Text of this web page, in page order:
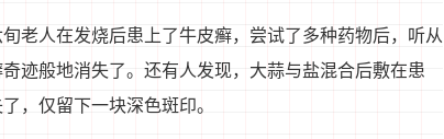
老人在发烧后患上了牛皮癣，尝试了多种药物后，听从
迹般地消失了。还有人发现，大蒜与盐混合后敷在患
，仅留下一块深色斑印。